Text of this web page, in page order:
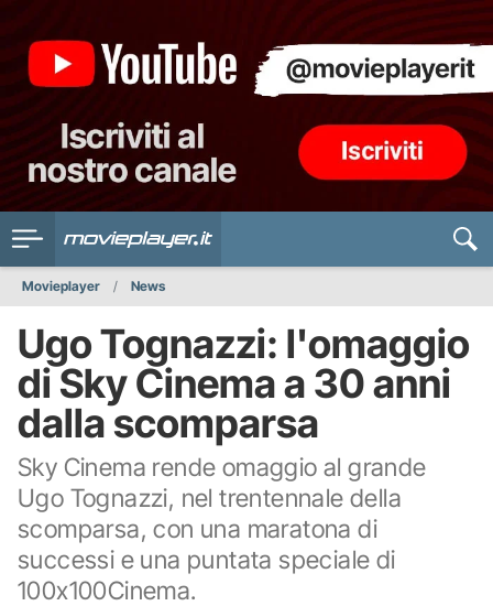
Movieplayer News
Ugo Tognazzi: l'omaggio
di Sky Cinema a 30 anni
dalla scomparsa
Sky Cinema rende omaggio al grande
Ugo Tognazzi, nel trentennale della
scomparsa, con una maratona di
successi e una puntata speciale di
100x100Cinema.